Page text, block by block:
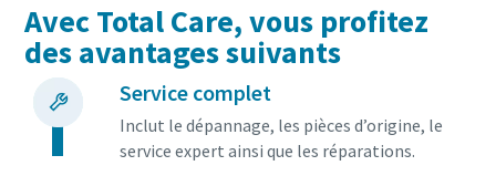
Avec Total Care, vous profitez
des avantages suivants
Service complet
Inclut le dépannage, les pièces d’origine, le
service expert ainsi que les réparations.